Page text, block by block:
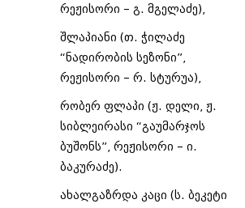
რეჟისორი – გ. მგელაძე),
შლაპიანი (თ. ჭილაძე
“ნადირობის სეზონი”,
რეჟისორი – რ. სტურუა),
რობერ ფლაპი (ჟ. დელი, ჟ.
სიბლეირასი “გაუმარჯოს
ბუშონს”, რეჟისორი – ი.
ბაკურაძე).
ახალგაზრდა კაცი (ს. ბეკეტი